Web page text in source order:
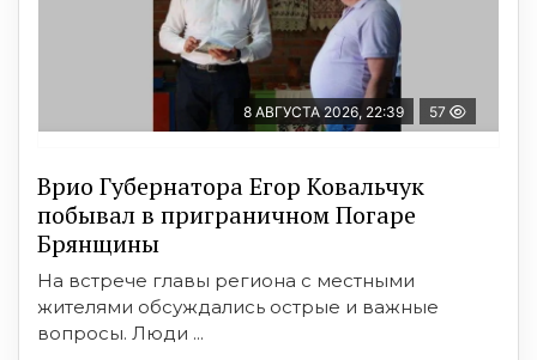
8 АВГУСТА 2026, 22:39 57
Врио Губернатора Егор Ковальчук
побывал в приграничном Погаре
Брянщины
На встрече главы региона с местными
жителями обсуждались острые и важные
вопросы. Люди ...